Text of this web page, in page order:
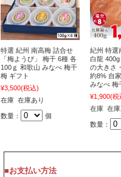
特選 紀州 南高梅 詰合せ
「梅ようび」 梅干 6種 各
100ｇ 和歌山 みなべ 梅干
梅 ギフト
¥3,500(税込)
在庫 在庫あり
数量： 個
紀州 特選
白龍
の大きさ
約8% 自
みなべ 梅
¥1,900(税
在庫 在
数量：
■お支払い方法